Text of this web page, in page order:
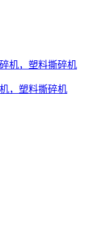
，塑料撕碎机